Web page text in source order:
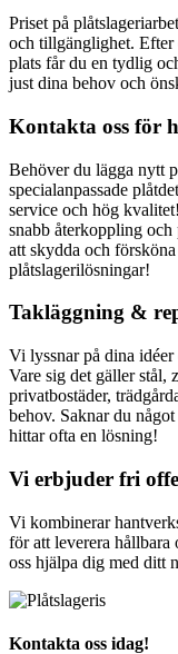
Priset på
och tillgänglighet. Efter
plats får du en tydlig
just dina behov och
Kontakta oss för
Behöver du lägga nytt
specialanpassade
service och hög
snabb återkoppling
att skydda och
plåtslagerilösningar!
Takläggning &
Vi lyssnar på dina
Vare sig det gäller stål,
privatbostäder,
behov. Saknar du
hittar ofta en lösning!
Vi erbjuder fri
Vi kombinerar
för att leverera hållbara
oss hjälpa dig med ditt
Kontakta oss idag!